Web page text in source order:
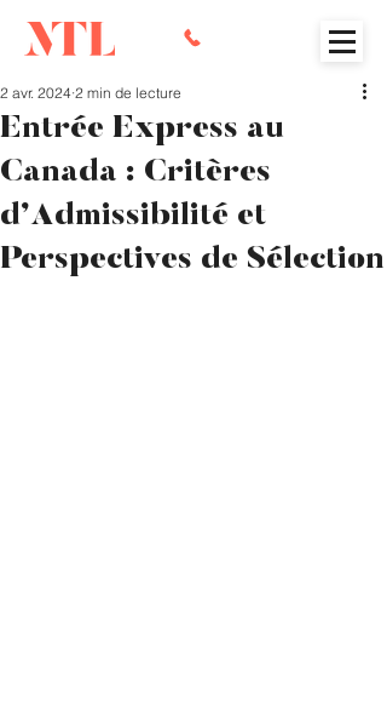
Entrée Express au
Canada : Critères
d’Admissibilité et
Perspectives de Sélection
2 avr. 2024 2 min de lecture